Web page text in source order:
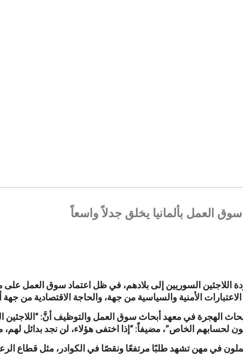
العمل بألمانيا يخلق جدلاً واسعاً
اللاجئين السوريين إلى بلادهم، في ظل اعتماد سوق العمل
الأمنية والسياسية من جهة، والحاجة الاقتصادية من
في مهن تشهد طلبًا مرتفعًا ونقصًا في الكوادر، مثل قطاع